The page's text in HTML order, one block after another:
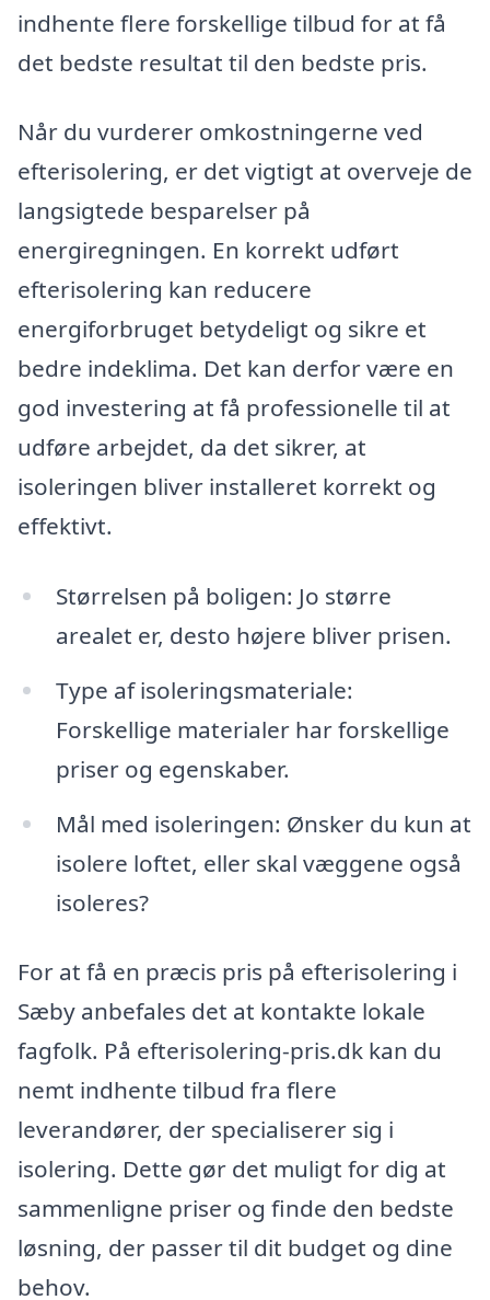
indhente flere forskellige tilbud for at få
det bedste resultat til den bedste pris.
Når du vurderer omkostningerne ved
efterisolering, er det vigtigt at overveje de
langsigtede besparelser på
energiregningen. En korrekt udført
efterisolering kan reducere
energiforbruget betydeligt og sikre et
bedre indeklima. Det kan derfor være en
god investering at få professionelle til at
udføre arbejdet, da det sikrer, at
isoleringen bliver installeret korrekt og
effektivt.
Størrelsen på boligen: Jo større
arealet er, desto højere bliver prisen.
Type af isoleringsmateriale:
Forskellige materialer har forskellige
priser og egenskaber.
Mål med isoleringen: Ønsker du kun at
isolere loftet, eller skal væggene også
isoleres?
For at få en præcis pris på efterisolering i
Sæby anbefales det at kontakte lokale
fagfolk. På efterisolering-pris.dk kan du
nemt indhente tilbud fra flere
leverandører, der specialiserer sig i
isolering. Dette gør det muligt for dig at
sammenligne priser og finde den bedste
løsning, der passer til dit budget og dine
behov.